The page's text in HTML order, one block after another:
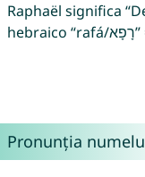
Raphaël significa
Pronunția